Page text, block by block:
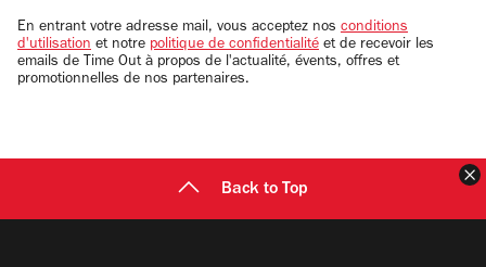
email
En entrant votre adresse mail, vous acceptez nos conditions
d'utilisation et notre politique de confidentialité et de recevoir les
emails de Time Out à propos de l'actualité, évents, offres et
promotionnelles de nos partenaires.
Back to Top